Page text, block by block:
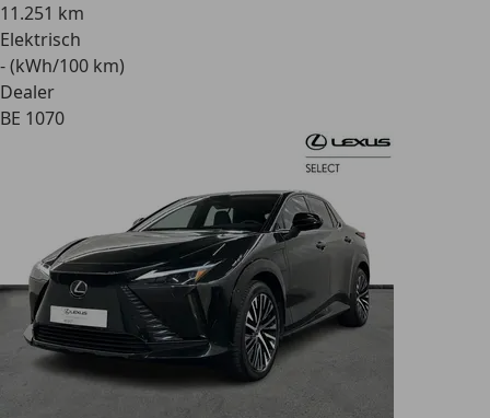
11.251 km
Elektrisch
- (kWh/100 km)
Dealer
BE 1070